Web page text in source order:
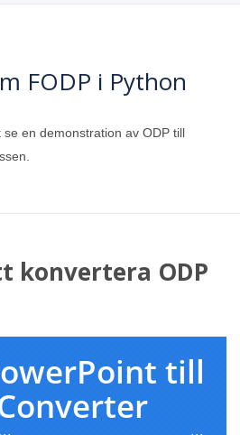
FODP i Python
en demonstration av ODP till
konvertera ODP